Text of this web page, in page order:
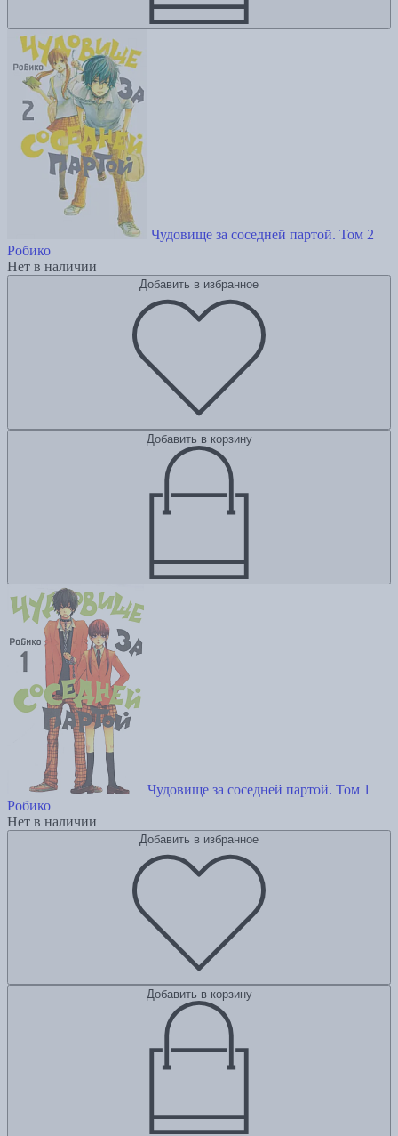
Чудовище за соседней партой. Том 2
Робико
Нет в наличии
Добавить в избранное
Добавить в корзину
Чудовище за соседней партой. Том 1
Робико
Нет в наличии
Добавить в избранное
Добавить в корзину